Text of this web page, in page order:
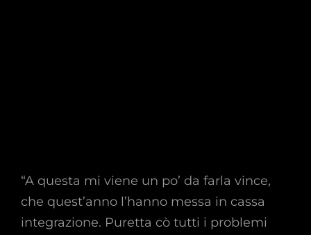
“A questa mi viene un po’ da farla vince,
che quest’anno l’hanno messa in cassa
integrazione. Puretta cò tutti i problemi